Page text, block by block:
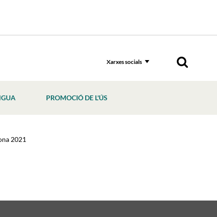
Xarxes socials
PROMOCIÓ DE L'ÚS
2021